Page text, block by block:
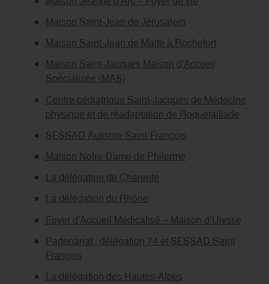
Maison Saint-Jean de Jérusalem
Maison Saint-Jean de Malte à Rochefort
Maison Saint-Jacques Maison d’Accueil
Spécialisée (MAS)
Centre pédiatrique Saint-Jacques de Médecine
physique et de réadaptation de Roquetaillade
SESSAD Autisme Saint-François
Maison Notre-Dame de Philerme
La délégation de Charente
La délégation du Rhône
Foyer d’Accueil Médicalisé – Maison d’Ulysse
Partenariat : délégation 74 et SESSAD Saint
François
La délégation des Hautes-Alpes